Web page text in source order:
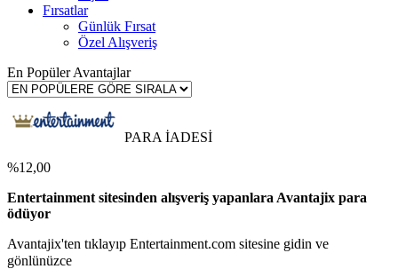
Fırsatlar
Günlük Fırsat
Özel Alışveriş
En Popüler Avantajlar
PARA İADESİ
%12,00
Entertainment sitesinden alışveriş yapanlara Avantajix para
ödüyor
Avantajix'ten tıklayıp Entertainment.com sitesine gidin ve
gönlünüzce